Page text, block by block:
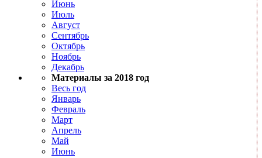
Июнь
Июль
Август
Сентябрь
Октябрь
Ноябрь
Декабрь
Материалы за 2018 год
Весь год
Январь
Февраль
Март
Апрель
Май
Июнь